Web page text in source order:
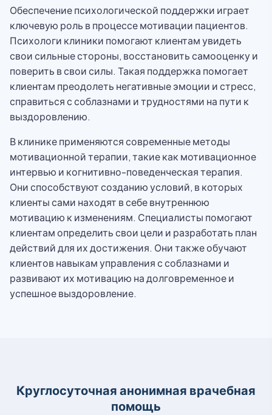
Обеспечение психологической поддержки играет
ключевую роль в процессе мотивации пациентов.
Психологи клиники помогают клиентам увидеть
свои сильные стороны, восстановить самооценку и
поверить в свои силы. Такая поддержка помогает
клиентам преодолеть негативные эмоции и стресс,
справиться с соблазнами и трудностями на пути к
выздоровлению.
В клинике применяются современные методы
мотивационной терапии, такие как мотивационное
интервью и когнитивно-поведенческая терапия.
Они способствуют созданию условий, в которых
клиенты сами находят в себе внутреннюю
мотивацию к изменениям. Специалисты помогают
клиентам определить свои цели и разработать план
действий для их достижения. Они также обучают
клиентов навыкам управления с соблазнами и
развивают их мотивацию на долговременное и
успешное выздоровление.
Круглосуточная анонимная врачебная
помощь